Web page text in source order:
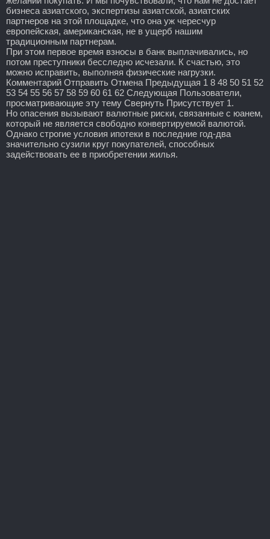
бизнеса азиатского, экспертизы азиатской, азиатских
партнеров на этой площадке, что она уж чересчур
европейская, американская, не в ущерб нашим
традиционным партнерам.
При этом первое время взносы в банк выплачивались, но
потом преступники бесследно исчезали. К счастью, это
можно исправить, выполняя физические нагрузки.
Комментарий Отправить Отмена Предыдущая 1 8 48 50 51 52
53 54 55 56 57 58 59 60 61 62 Следующая Пользователи,
просматривающие эту тему Свернуть Присутствует 1.
Но опасения вызывают валютные риски, связанные с юанем,
который не является свободно конвертируемой валютой.
Однако строгие условия ипотеки в последние год-два
значительно сузили круг покупателей, способных
задействовать ее в приобретении жилья.